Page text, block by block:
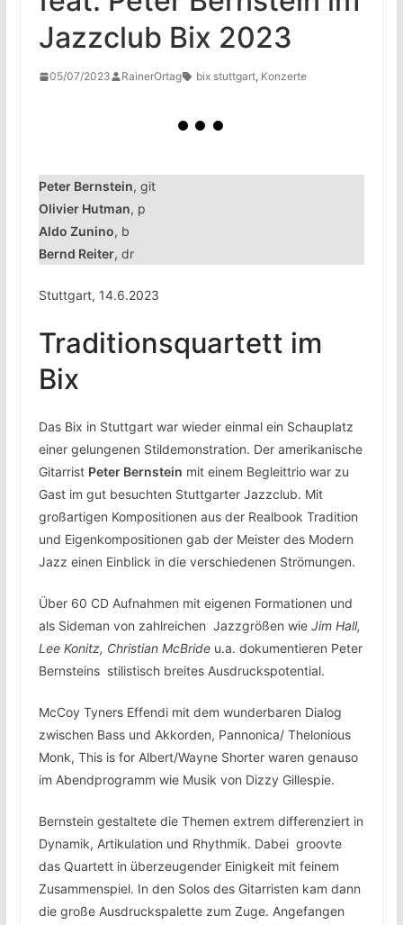
Jazzclub Bix 2023
05/07/2023 RainerOrtag bix stuttgart, Konzerte
Peter Bernstein, git
Olivier Hutman, p
Aldo Zunino, b
Bernd Reiter, dr
Stuttgart, 14.6.2023
Traditionsquartett im
Bix
Das Bix in Stuttgart war wieder einmal ein Schauplatz
einer gelungenen Stildemonstration. Der amerikanische
Gitarrist Peter Bernstein mit einem Begleittrio war zu
Gast im gut besuchten Stuttgarter Jazzclub. Mit
großartigen Kompositionen aus der Realbook Tradition
und Eigenkompositionen gab der Meister des Modern
Jazz einen Einblick in die verschiedenen Strömungen.
Über 60 CD Aufnahmen mit eigenen Formationen und
als Sideman von zahlreichen Jazzgrößen wieJim Hall,
Lee Konitz, Christian McBrideu.a. dokumentieren Peter
Bernsteins stilistisch breites Ausdruckspotential.
McCoy Tyners Effendi mit dem wunderbaren Dialog
zwischen Bass und Akkorden, Pannonica/ Thelonious
Monk, This is for Albert/Wayne Shorter waren genauso
im Abendprogramm wie Musik von Dizzy Gillespie.
Bernstein gestaltete die Themen extrem differenziert in
Dynamik, Artikulation und Rhythmik. Dabei groovte
das Quartett in überzeugender Einigkeit mit feinem
Zusammenspiel. In den Solos des Gitarristen kam dann
die große Ausdruckspalette zum Zuge. Angefangen